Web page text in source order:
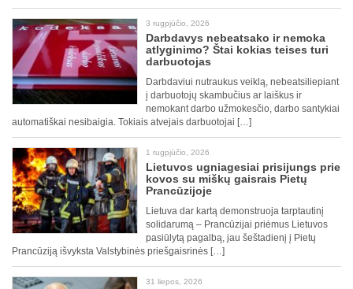
3 rugpjūčio, 2026
Darbdavys nebeatsako ir nemoka
atlyginimo? Štai kokias teises turi
darbuotojas
Darbdaviui nutraukus veiklą, nebeatsiliepiant
į darbuotojų skambučius ar laiškus ir
nemokant darbo užmokesčio, darbo santykiai
automatiškai nesibaigia. Tokiais atvejais darbuotojai […]
1 rugpjūčio, 2026
Lietuvos ugniagesiai prisijungs prie
kovos su miškų gaisrais Pietų
Prancūzijoje
Lietuva dar kartą demonstruoja tarptautinį
solidarumą – Prancūzijai priėmus Lietuvos
pasiūlytą pagalbą, jau šeštadienį į Pietų
Prancūziją išvyksta Valstybinės priešgaisrinės […]
31 liepos, 2026